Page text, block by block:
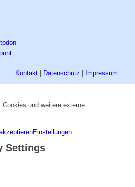
Kontakt Datenschutz Impressum
Cookies und weitere externe
Einstellungen
Settings